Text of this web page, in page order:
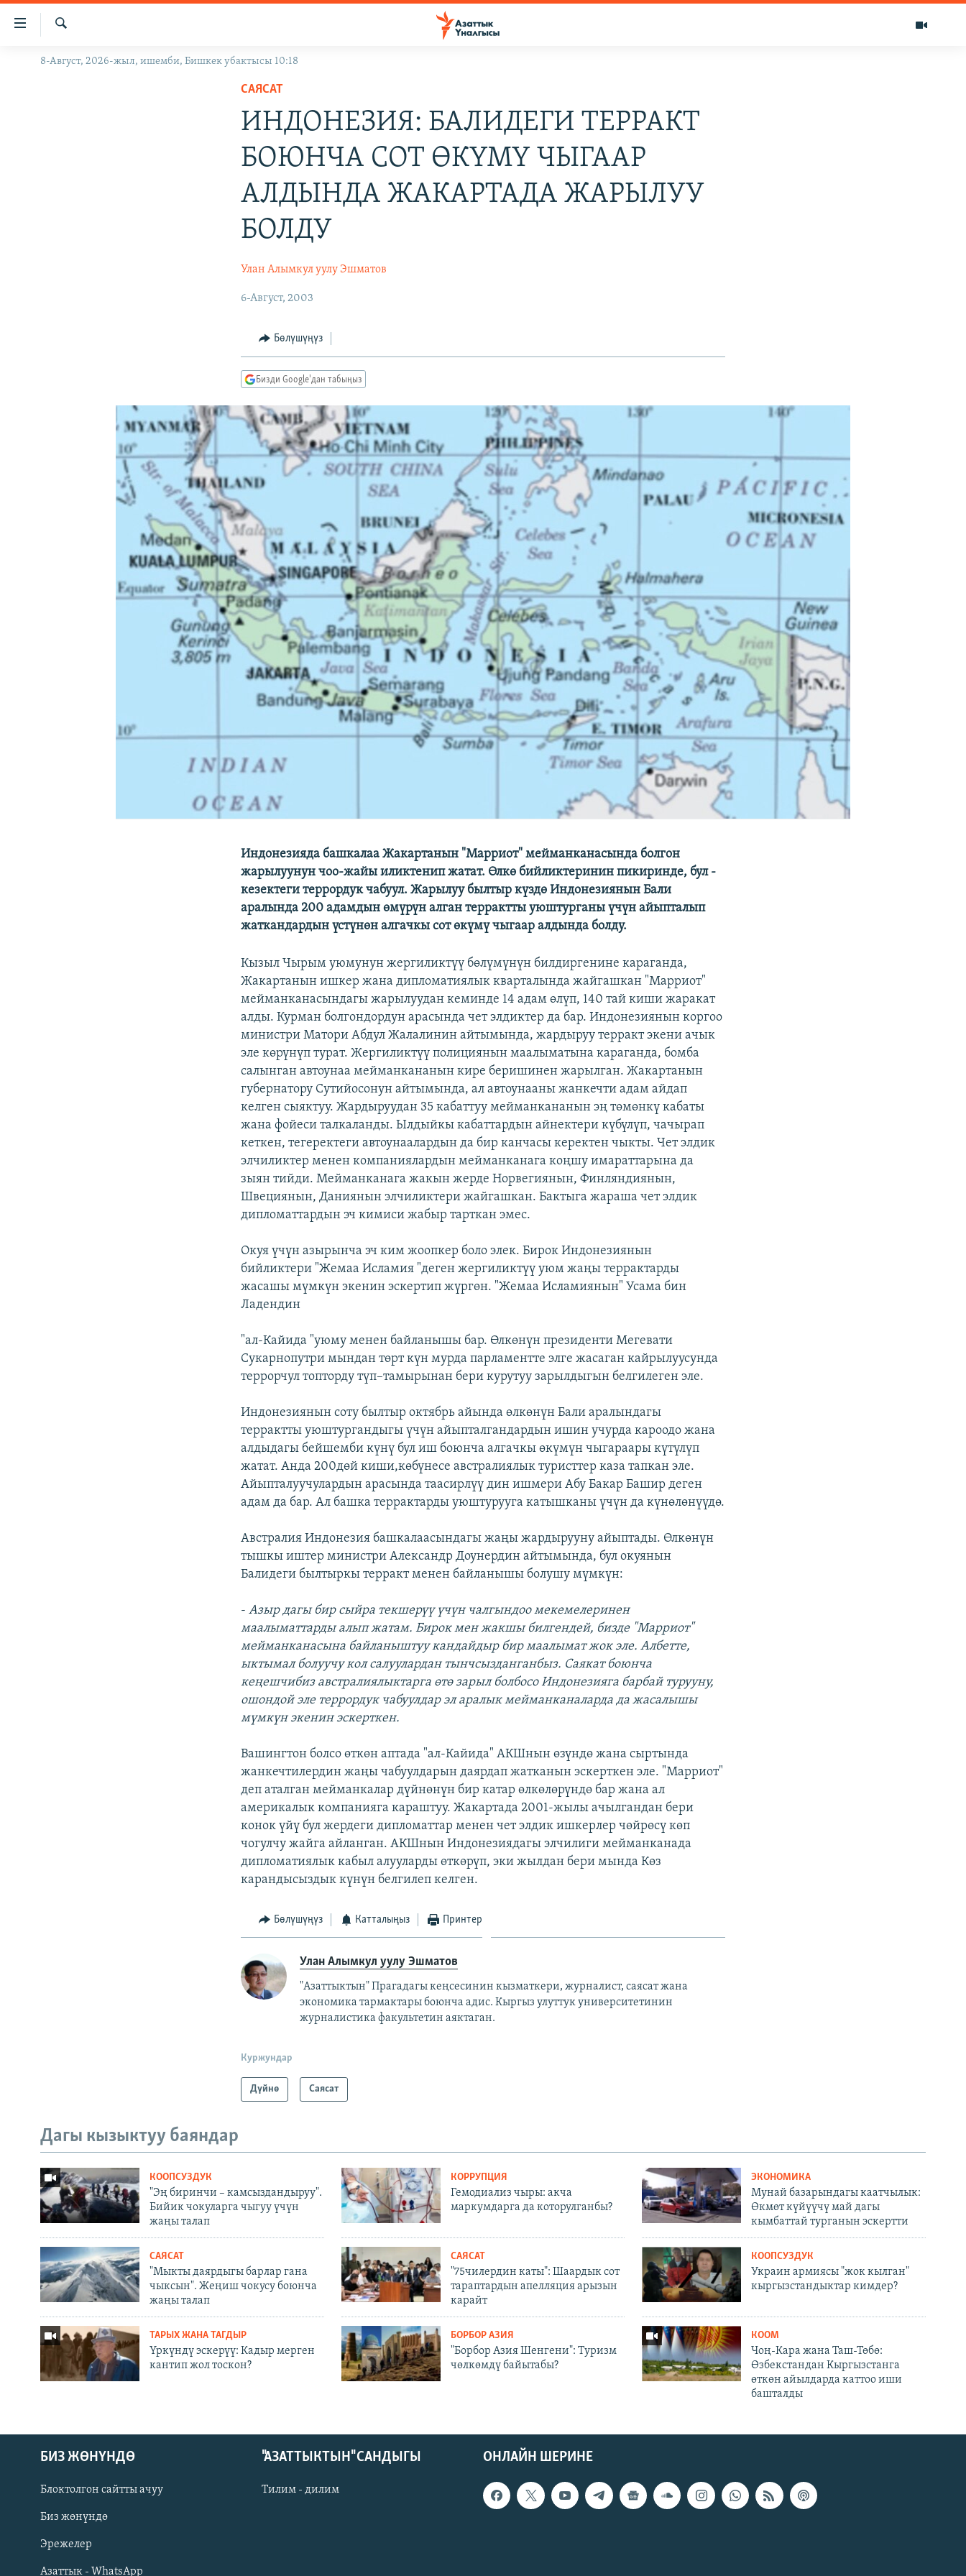
Линктер
Мазмунга
Навигацияга
ЖАҢЫЛЫКТАР
Русский
Издөө
8-Август, 2026-жыл, ишемби, Бишкек убактысы 10:18
САЯСАТ
ИНДОНЕЗИЯ: БАЛИДЕГИ ТЕРРАКТ
БОЮНЧА СОТ ӨКҮМҮ ЧЫГААР
АЛДЫНДА ЖАКАРТАДА ЖАРЫЛУУ
БОЛДУ
Улан Алымкул уулу Эшматов
6-Август, 2003
Бөлүшүңүз
Бизди Google'дан табыңыз
Индонезияда башкалаа Жакартанын "Марриот" мейманканасында болгон
жарылуунун чоо-жайы иликтенип жатат. Өлкө бийликтеринин пикиринде, бул -
кезектеги террордук чабуул. Жарылуу былтыр күздө Индонезиянын Бали
аралында 200 адамдын өмүрүн алган террактты уюштурганы үчүн айыпталып
жаткандардын үстүнөн алгачкы сот өкүмү чыгаар алдында болду.
Кызыл Чырым уюмунун жергиликтүү бөлүмүнүн билдиргенине караганда,
Жакартанын ишкер жана дипломатиялык кварталында жайгашкан "Марриот"
мейманканасындагы жарылуудан кеминде 14 адам өлүп, 140 тай киши жаракат
алды. Курман болгондордун арасында чет элдиктер да бар. Индонезиянын коргоо
министри Матори Абдул Жалалинин айтымында, жардыруу терракт экени ачык
эле көрүнүп турат. Жергиликтүү полициянын маалыматына караганда, бомба
салынган автоунаа мейманкананын кире беришинен жарылган. Жакартанын
губернатору Сутийосонун айтымында, ал автоунааны жанкечти адам айдап
келген сыяктуу. Жардыруудан 35 кабаттуу мейманкананын эң төмөнкү кабаты
жана фойеси талкаланды. Ылдыйкы кабаттардын айнектери күбүлүп, чачырап
кеткен, тегеректеги автоунаалардын да бир канчасы керектен чыкты. Чет элдик
элчиликтер менен компаниялардын мейманканага коңшу имараттарына да
зыян тийди. Мейманканага жакын жерде Норвегиянын, Финляндиянын,
Швециянын, Даниянын элчиликтери жайгашкан. Бактыга жараша чет элдик
дипломаттардын эч кимиси жабыр тарткан эмес.
Окуя үчүн азырынча эч ким жоопкер боло элек. Бирок Индонезиянын
бийликтери "Жемаа Исламия "деген жергиликтүү уюм жаңы террактарды
жасашы мүмкүн экенин эскертип жүргөн. "Жемаа Исламиянын" Усама бин
Ладендин
"ал-Кайида "уюму менен байланышы бар. Өлкөнүн президенти Мегевати
Сукарнопутри мындан төрт күн мурда парламентте элге жасаган кайрылуусунда
террорчул топторду түп–тамырынан бери курутуу зарылдыгын белгилеген эле.
Индонезиянын соту былтыр октябрь айында өлкөнүн Бали аралындагы
террактты уюштургандыгы үчүн айыпталгандардын ишин учурда кароодо жана
алдыдагы бейшемби күнү бул иш боюнча алгачкы өкүмүн чыгараары күтүлүп
жатат. Анда 200дөй киши,көбүнесе австралиялык туристтер каза тапкан эле.
Айыпталуучулардын арасында таасирлүү дин ишмери Абу Бакар Башир деген
адам да бар. Ал башка террактарды уюштурууга катышканы үчүн да күнөлөнүүдө.
Австралия Индонезия башкалаасындагы жаңы жардырууну айыптады. Өлкөнүн
тышкы иштер министри Александр Доунердин айтымында, бул окуянын
Балидеги былтыркы терракт менен байланышы болушу мүмкүн:
-Азыр дагы бир сыйра текшерүү үчүн чалгындоо мекемелеринен
маалыматтарды алып жатам. Бирок мен жакшы билгендей, бизде "Марриот"
мейманканасына байланыштуу кандайдыр бир маалымат жок эле. Албетте,
ыктымал болуучу кол салуулардан тынчсызданганбыз. Саякат боюнча
кеңешчибиз австралиялыктарга өтө зарыл болбосо Индонезияга барбай турууну,
ошондой эле террордук чабуулдар эл аралык мейманканаларда да жасалышы
мүмкүн экенин эскерткен.
Вашингтон болсо өткөн аптада "ал-Кайида" АКШнын өзүндө жана сыртында
жанкечтилердин жаңы чабуулдарын даярдап жатканын эскерткен эле. "Марриот"
деп аталган мейманкалар дүйнөнүн бир катар өлкөлөрүндө бар жана ал
америкалык компанияга караштуу. Жакартада 2001-жылы ачылгандан бери
конок үйү бул жердеги дипломаттар менен чет элдик ишкерлер чөйрөсү көп
чогулчу жайга айланган. АКШнын Индонезиядагы элчилиги мейманканада
дипломатиялык кабыл алууларды өткөрүп, эки жылдан бери мында Көз
карандысыздык күнүн белгилеп келген.
Бөлүшүңүз Катталыңыз Принтер
Улан Алымкул уулу Эшматов
"Азаттыктын" Прагадагы кеңсесинин кызматкери, журналист, саясат жана
экономика тармактары боюнча адис. Кыргыз улуттук университетинин
журналистика факультетин аяктаган.
Куржундар
Дүйнө Саясат
Дагы кызыктуу баяндар
КООПСУЗДУК
"Эң биринчи – камсыздандыруу".
Бийик чокуларга чыгуу үчүн
жаңы талап
КОРРУПЦИЯ
Гемодиализ чыры: акча
маркумдарга да которулганбы?
ЭКОНОМИКА
Мунай базарындагы каатчылык:
Өкмөт күйүүчү май дагы
кымбаттай турганын эскертти
САЯСАТ
"Мыкты даярдыгы барлар гана
чыксын". Жеңиш чокусу боюнча
жаңы талап
САЯСАТ
"75чилердин каты": Шаардык сот
тараптардын апелляция арызын
карайт
КООПСУЗДУК
Украин армиясы "жок кылган"
кыргызстандыктар кимдер?
ТАРЫХ ЖАНА ТАГДЫР
Үркүндү эскерүү: Кадыр мерген
кантип жол тоскон?
БОРБОР АЗИЯ
"Борбор Азия Шенгени": Туризм
чөлкөмдү байытабы?
КООМ
Чоң-Кара жана Таш-Төбө:
Өзбекстандан Кыргызстанга
өткөн айылдарда каттоо иши
башталды
ОНЛАЙН ШЕРИНЕ
БИЗ ЖӨНҮНДӨ
Блоктолгон сайтты ачуу
Биз жөнүндө
Эрежелер
Азаттык - WhatsApp
"АЗАТТЫКТЫН" САНДЫГЫ
Тилим - дилим